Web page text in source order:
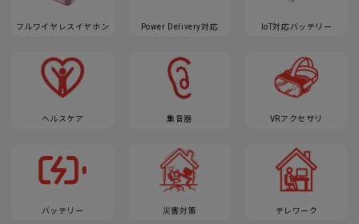
フルワイヤレスイヤホン Power Delivery対応 IoT対応バッテリー
ヘルスケア 集音器 VRアクセサリ
バッテリー 災害対策 テレワーク